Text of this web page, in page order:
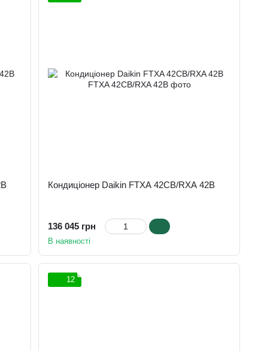
Кондиціонер Daikin FTXA 42CB/RXA 42B
136 045 грн
В наявності
12